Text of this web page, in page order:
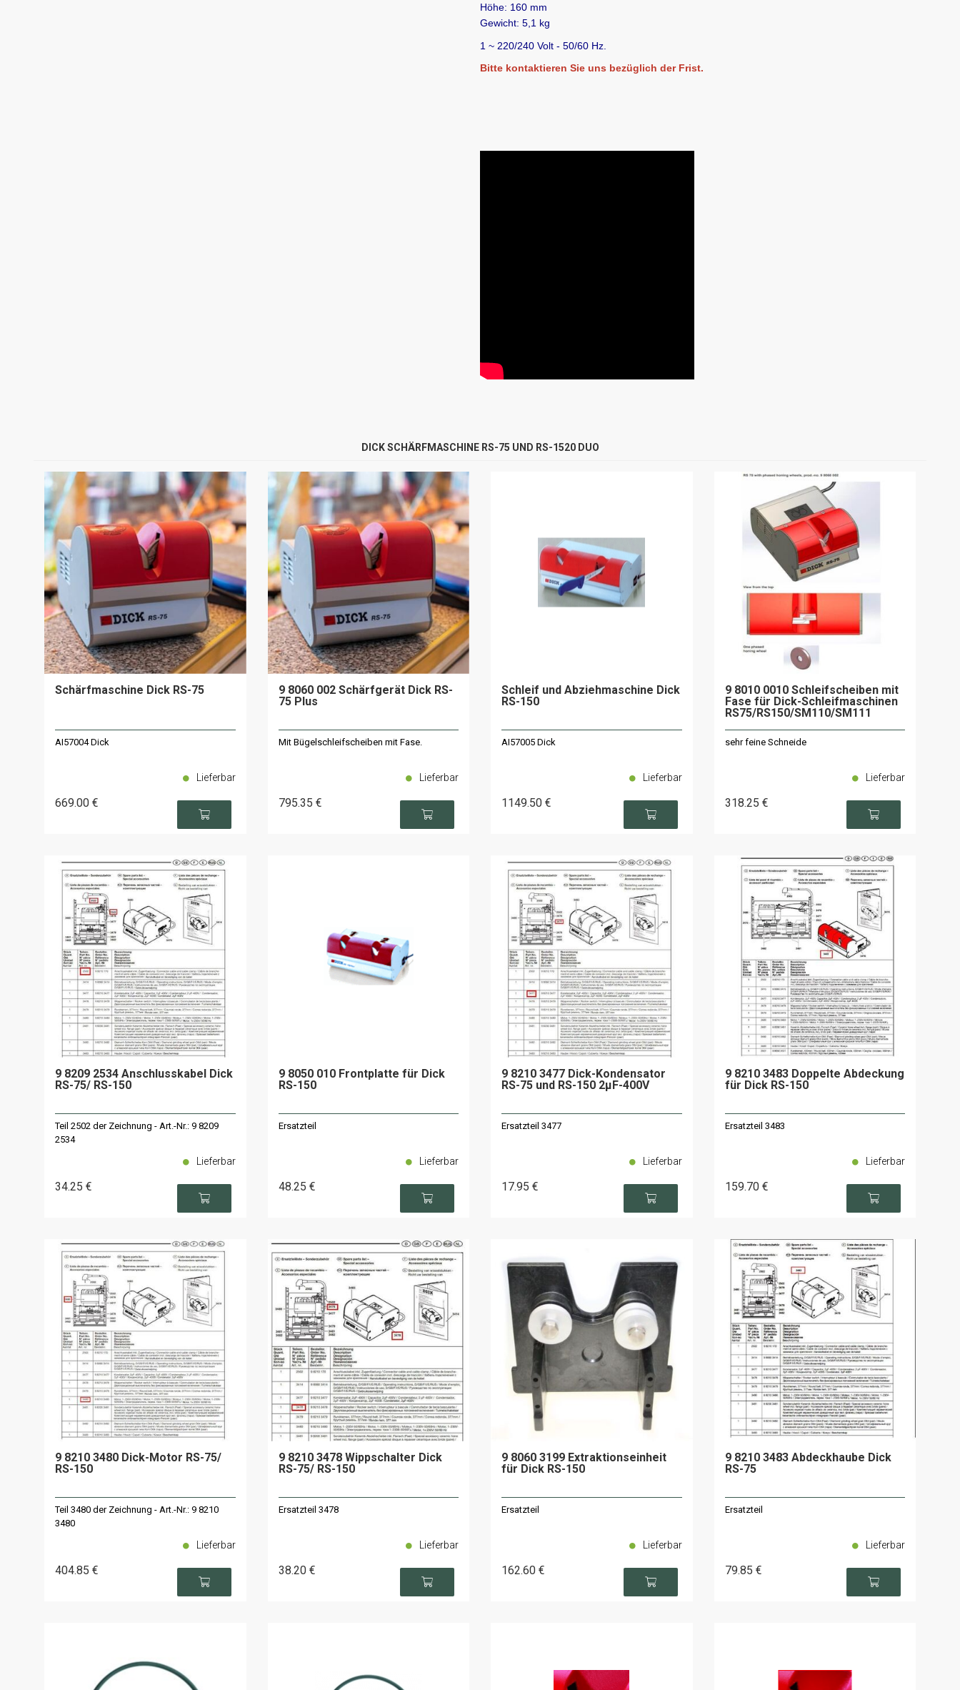
Höhe: 160 mm
Gewicht: 5,1 kg
1 ~ 220/240 Volt - 50/60 Hz.
Bitte kontaktieren Sie uns bezüglich der Frist.
DICK SCHÄRFMASCHINE RS-75 UND RS-1520 DUO
Schärfmaschine Dick RS-75
AI57004 Dick
669.00 €
Lieferbar
9 8060 002 Schärfgerät Dick RS-
75 Plus
Mit Bügelschleifscheiben mit Fase.
795.35 €
Lieferbar
Schleif und Abziehmaschine Dick
RS-150
AI57005 Dick
1149.50 €
Lieferbar
9 8010 0010 Schleifscheiben mit
Fase für Dick-Schleifmaschinen
RS75/RS150/SM110/SM111
sehr feine Schneide
318.25 €
Lieferbar
9 8209 2534 Anschlusskabel Dick
RS-75/ RS-150
Teil 2502 der Zeichnung - Art.-Nr.: 9 8209
2534
34.25 €
Lieferbar
9 8050 010 Frontplatte für Dick
RS-150
Ersatzteil
48.25 €
Lieferbar
9 8210 3477 Dick-Kondensator
RS-75 und RS-150 2µF-400V
Ersatzteil 3477
17.95 €
Lieferbar
9 8210 3483 Doppelte Abdeckung
für Dick RS-150
Ersatzteil 3483
159.70 €
Lieferbar
9 8210 3480 Dick-Motor RS-75/
RS-150
Teil 3480 der Zeichnung - Art.-Nr.: 9 8210
3480
404.85 €
Lieferbar
9 8210 3478 Wippschalter Dick
RS-75/ RS-150
Ersatzteil 3478
38.20 €
Lieferbar
9 8060 3199 Extraktionseinheit
für Dick RS-150
Ersatzteil
162.60 €
Lieferbar
9 8210 3483 Abdeckhaube Dick
RS-75
Ersatzteil
79.85 €
Lieferbar